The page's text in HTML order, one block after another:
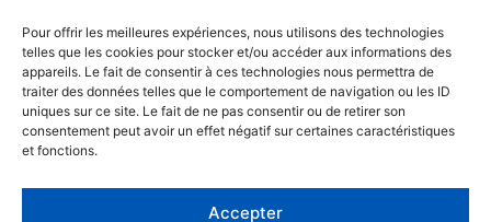
Pour offrir les meilleures expériences, nous utilisons des technologies
telles que les cookies pour stocker et/ou accéder aux informations des
appareils. Le fait de consentir à ces technologies nous permettra de
traiter des données telles que le comportement de navigation ou les ID
uniques sur ce site. Le fait de ne pas consentir ou de retirer son
consentement peut avoir un effet négatif sur certaines caractéristiques
et fonctions.
Accepter
Mentions légales
Politique de confidentialité